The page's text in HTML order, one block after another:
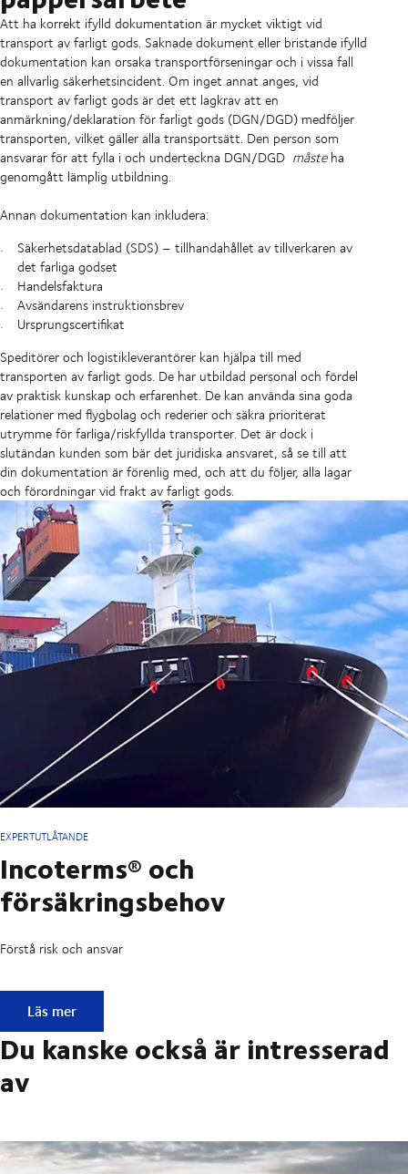
Att ha korrekt ifylld dokumentation är mycket viktigt vid
transport av farligt gods. Saknade dokument eller bristande ifylld
dokumentation kan orsaka transportförseningar och i vissa fall
en allvarlig säkerhetsincident. Om inget annat anges, vid
transport av farligt gods är det ett lagkrav att en
anmärkning/deklaration för farligt gods (DGN/DGD) medföljer
transporten, vilket gäller alla transportsätt. Den person som
ansvarar för att fylla i och underteckna DGN/DGD måsteha
genomgått lämplig utbildning.
Annan dokumentation kan inkludera:
Säkerhetsdatablad (SDS) – tillhandahållet av tillverkaren av
det farliga godset
Handelsfaktura
Avsändarens instruktionsbrev
Ursprungscertifikat
Speditörer och logistikleverantörer kan hjälpa till med
transporten av farligt gods. De har utbildad personal och fördel
av praktisk kunskap och erfarenhet. De kan använda sina goda
relationer med flygbolag och rederier och säkra prioriterat
utrymme för farliga/riskfyllda transporter. Det är dock i
slutändan kunden som bär det juridiska ansvaret, så se till att
din dokumentation är förenlig med, och att du följer, alla lagar
och förordningar vid frakt av farligt gods.
EXPERTUTLÅTANDE
Incoterms® och
försäkringsbehov
Förstå risk och ansvar
Incoterms® och försäkringsbehov
Läs mer
Du kanske också är intresserad
av